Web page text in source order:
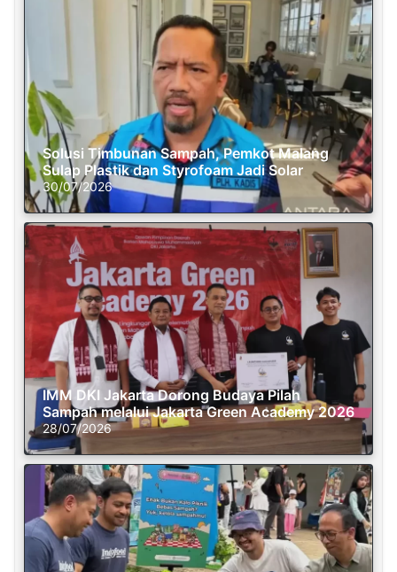
Solusi Timbunan Sampah, Pemkot Malang
Sulap Plastik dan Styrofoam Jadi Solar
30/07/2026
IMM DKI Jakarta Dorong Budaya Pilah
Sampah melalui Jakarta Green Academy 2026
28/07/2026